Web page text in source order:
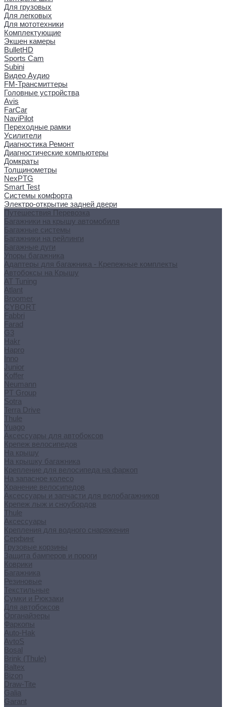
Для грузовых
Для легковых
Для мототехники
Комплектующие
Экшен камеры
BulletHD
Sports Cam
Subini
Видео Аудио
FM-Трансмиттеры
Головные устройства
Avis
FarCar
NaviPilot
Переходные рамки
Усилители
Диагностика Ремонт
Диагностические компьютеры
Домкраты
Толщинометры
NexPTG
Smart Test
Системы комфорта
Электро-открытие задней двери
Путешествия Перевозка
Багажники на крышу автомобиля
Багажные системы
Багажники на рейлинги
Багажные дуги
Упоры багажника
Адаптеры для багажника - Крепежные комплекты
Автобоксы на Крышу
AT Tuning
Atlant
Broomer
CYBORT
Fabbri
Farad
G3
Hakr
Hapro
Inno
Junior
Koffer
Neumann
PT Group
Sotra
Terra Drive
Thule
Yuago
Аксессуары для автобоксов
Крепеж велосипедов
На крышу
На крышку багажника
Крепление для велосипеда на фаркоп
На запасное колесо
Хранение велосипедов
Аксессуары и запчасти для велобагажников
Крепеж лыж и сноубордов
Thule
Аксессуары
Крепления для водного снаряжения
Серфинг
Грузовые корзины
Защита бамперов и пороги
Коврики
Багажника
Резиновые
Текстильные
Сумки и Рюкзаки
Для автобоксов
Органайзеры
Фаркопы
Auto-Hak
AvtoS
Bosal
Brink (Thule)
Baltex
Bizon
Draw-Tite
Galia
Garant